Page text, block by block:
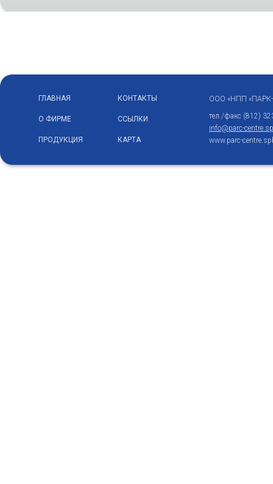
ГЛАВНАЯ КОНТАКТЫ
О ФИРМЕ ССЫЛКИ
ПРОДУКЦИЯ КАРТА
ООО «НПП
тел./факс (812)
info@parc-
www.parc-